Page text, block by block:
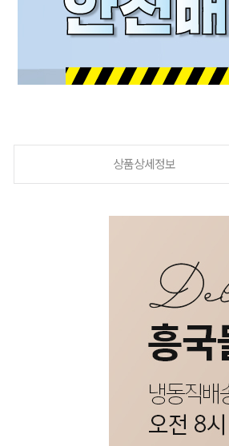
상품상세정보